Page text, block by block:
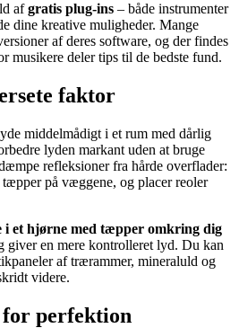
afgratis plug-ins – både instrumenter
dine kreative muligheder. Mange
af deres software, og der findes
musikere deler tips til de bedste fund.
faktor
middelmådigt i et rum med dårlig
lyden markant uden at bruge
refleksioner fra hårde overflader:
på væggene, og placer reoler
i et hjørne med tæpper omkring dig
giver en mere kontrolleret lyd. Du kan
af trærammer, mineraluld og
videre.
perfektion